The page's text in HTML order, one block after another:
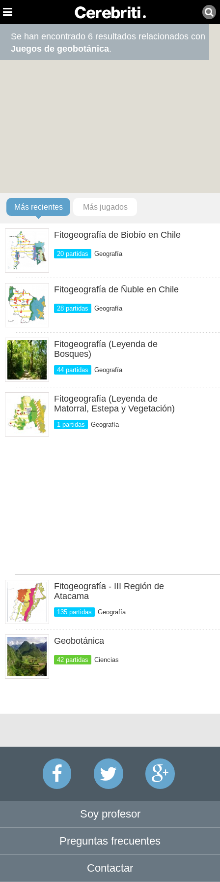
Se han encontrado 6 resultados relacionados con
Juegos de geobotánica.
Más recientes Más jugados
Fitogeografía de Biobío en Chile
20 partidas Geografía
Fitogeografía de Ñuble en Chile
28 partidas Geografía
Fitogeografía (Leyenda de
Bosques)
44 partidas Geografía
Fitogeografía (Leyenda de
Matorral, Estepa y Vegetación)
1 partidas Geografía
Fitogeografía - III Región de
Atacama
135 partidas Geografía
Geobotánica
42 partidas Ciencias
Soy profesor
Preguntas frecuentes
Contactar